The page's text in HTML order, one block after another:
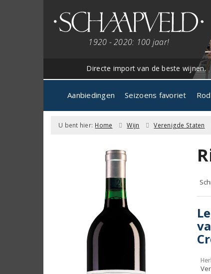
1920 - 2020: 100 jaar!
Directe import van de beste wijnen.
Aanbiedingen Seizoens favoriet
U bent hier: Home Wijn Verenigde Staten